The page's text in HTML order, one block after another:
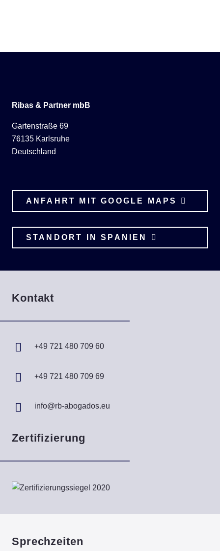
Ribas & Partner mbB
Gartenstraße 69
76135 Karlsruhe
Deutschland
ANFAHRT MIT GOOGLE MAPS
STANDORT IN SPANIEN
Kontakt
+49 721 480 709 60
+49 721 480 709 69
info@rb-abogados.eu
Zertifizierung
Sprechzeiten